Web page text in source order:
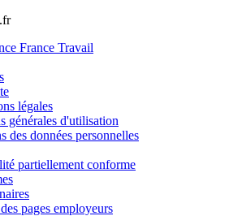
France Travail
légales
générales d'utilisation
des données personnelles
partiellement conforme
pages employeurs